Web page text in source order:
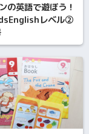
の英語で遊ぼう！
レベル②